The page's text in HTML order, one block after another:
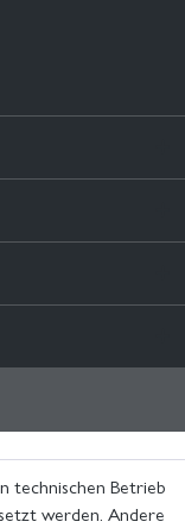
technischen Betrieb
werden. Andere